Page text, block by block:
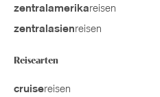
zentralamerikareisen
zentralasienreisen
Reisearten
cruisereisen